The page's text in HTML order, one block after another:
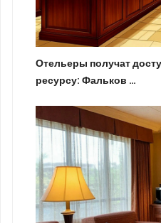
Отельеры получат
ресурсу: Фальков …